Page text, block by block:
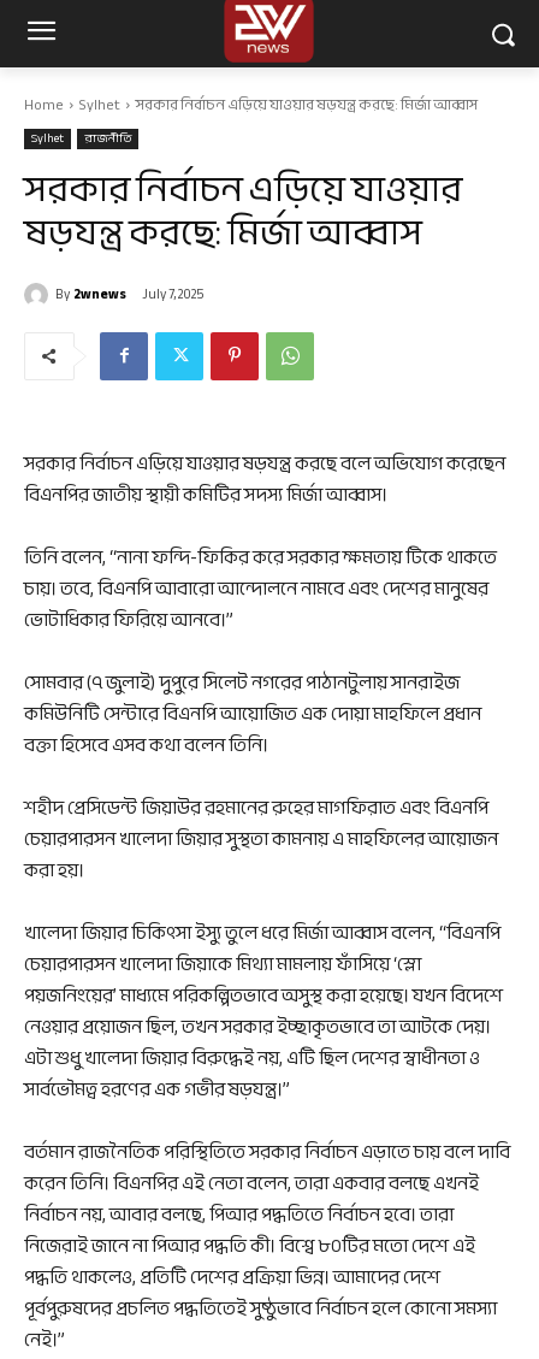
Home Sylhet সরকার নির্বাচন এড়িয়ে যাওয়ার ষড়যন্ত্র করছে: মির্জা আব্বাস
Sylhet রাজনীতি
সরকার নির্বাচন এড়িয়ে যাওয়ার
ষড়যন্ত্র করছে: মির্জা আব্বাস
By2wnews July 7, 2025
সরকার নির্বাচন এড়িয়ে যাওয়ার ষড়যন্ত্র করছে বলে অভিযোগ করেছেন
বিএনপির জাতীয় স্থায়ী কমিটির সদস্য মির্জা আব্বাস।
তিনি বলেন, ‍“নানা ফন্দি-ফিকির করে সরকার ক্ষমতায় টিকে থাকতে
চায়। তবে, বিএনপি আবারো আন্দোলনে নামবে এবং দেশের মানুষের
ভোটাধিকার ফিরিয়ে আনবে।”
সোমবার (৭ জুলাই) দুপুরে সিলেট নগরের পাঠানটুলায় সানরাইজ
কমিউনিটি সেন্টারে বিএনপি আয়োজিত এক দোয়া মাহফিলে প্রধান
বক্তা হিসেবে এসব কথা বলেন তিনি।
শহীদ প্রেসিডেন্ট জিয়াউর রহমানের রুহের মাগফিরাত এবং বিএনপি
চেয়ারপারসন খালেদা জিয়ার সুস্থতা কামনায় এ মাহফিলের আয়োজন
করা হয়।
খালেদা জিয়ার চিকিৎসা ইস্যু তুলে ধরে মির্জা আব্বাস বলেন, “বিএনপি
চেয়ারপারসন খালেদা জিয়াকে মিথ্যা মামলায় ফাঁসিয়ে ‘স্লো
পয়জনিংয়ের’ মাধ্যমে পরিকল্পিতভাবে অসুস্থ করা হয়েছে। যখন বিদেশে
নেওয়ার প্রয়োজন ছিল, তখন সরকার ইচ্ছাকৃতভাবে তা আটকে দেয়।
এটা শুধু খালেদা জিয়ার বিরুদ্ধেই নয়, এটি ছিল দেশের স্বাধীনতা ও
সার্বভৌমত্ব হরণের এক গভীর ষড়যন্ত্র।”
বর্তমান রাজনৈতিক পরিস্থিতিতে সরকার নির্বাচন এড়াতে চায় বলে দাবি
করেন তিনি। বিএনপির এই নেতা বলেন, তারা একবার বলছে এখনই
নির্বাচন নয়, আবার বলছে, পিআর পদ্ধতিতে নির্বাচন হবে। তারা
নিজেরাই জানে না পিআর পদ্ধতি কী। বিশ্বে ৮০টির মতো দেশে এই
পদ্ধতি থাকলেও, প্রতিটি দেশের প্রক্রিয়া ভিন্ন। আমাদের দেশে
পূর্বপুরুষদের প্রচলিত পদ্ধতিতেই সুষ্ঠুভাবে নির্বাচন হলে কোনো সমস্যা
নেই।”